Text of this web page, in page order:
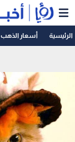
الرئيسية أسعار الذهب